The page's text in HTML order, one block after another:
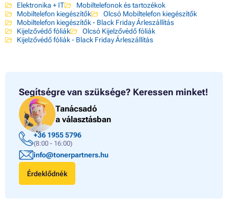
Elektronika + IT
Mobiltelefonok és tartozékok
Mobiltelefon kiegészítők
Olcsó Mobiltelefon kiegészítők
Mobiltelefon kiegészítők - Black Friday Árleszállítás
Kijelzővédő fóliák
Olcsó Kijelzővédő fóliák
Kijelzővédő fóliák - Black Friday Árleszállítás
Segítségre van szüksége? Keressen minket!
Tanácsadó
a választásban
+36 1955 5796
(8:00 - 16:00)
info@tonerpartners.hu
Érdeklődnék